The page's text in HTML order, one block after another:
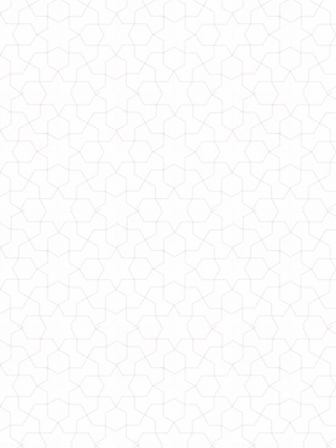
Женский модный костюм с юбкой
930.00грн.